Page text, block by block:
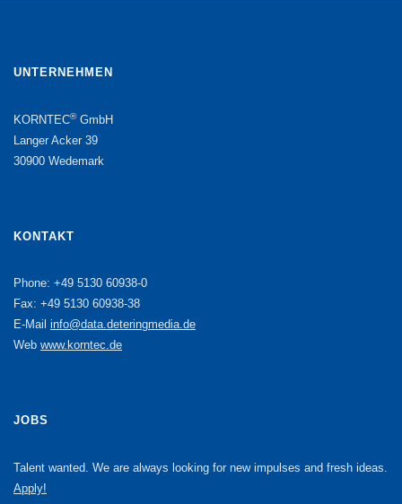
UNTERNEHMEN
KORNTEC®GmbH
Langer Acker 39
30900 Wedemark
KONTAKT
Phone: +49 5130 60938-0
Fax: +49 5130 60938-38
E-Mail info@data.deteringmedia.de
Web www.korntec.de
JOBS
Talent wanted. We are always looking for new impulses and fresh ideas.
Apply!